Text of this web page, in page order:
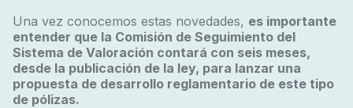
Una vez conocemos estas novedades, es importante
entender que la Comisión de Seguimiento del
Sistema de Valoración contará con seis meses,
desde la publicación de la ley, para lanzar una
propuesta de desarrollo reglamentario de este tipo
de pólizas.